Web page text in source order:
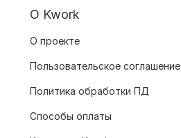
О Kwork
О проекте
Пользовательское соглашение
Политика обработки ПД
Способы оплаты